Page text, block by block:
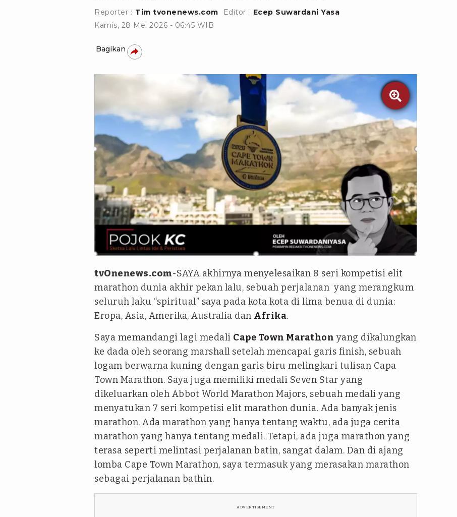
Reporter : Tim tvonenews.com Editor : Ecep Suwardani Yasa
Kamis, 28 Mei 2026 - 06:45 WIB
Bagikan

Istimewa
tvOnenews.com-SAYA akhirnya menyelesaikan 8 seri kompetisi elit
marathon dunia akhir pekan lalu, sebuah perjalanan yang merangkum
seluruh laku “spiritual” saya pada kota kota di lima benua di dunia:
Eropa, Asia, Amerika, Australia dan Afrika.
Saya memandangi lagi medali Cape Town Marathon yang dikalungkan
ke dada oleh seorang marshall setelah mencapai garis finish, sebuah
logam berwarna kuning dengan garis biru melingkari tulisan Capa
Town Marathon. Saya juga memiliki medali Seven Star yang
dikeluarkan oleh Abbot World Marathon Majors, sebuah medali yang
menyatukan 7 seri kompetisi elit marathon dunia. Ada banyak jenis
marathon. Ada marathon yang hanya tentang waktu, ada juga cerita
marathon yang hanya tentang medali. Tetapi, ada juga marathon yang
terasa seperti melintasi perjalanan batin, sangat dalam. Dan di ajang
lomba Cape Town Marathon, saya termasuk yang merasakan marathon
sebagai perjalanan bathin.
ADVERTISEMENT